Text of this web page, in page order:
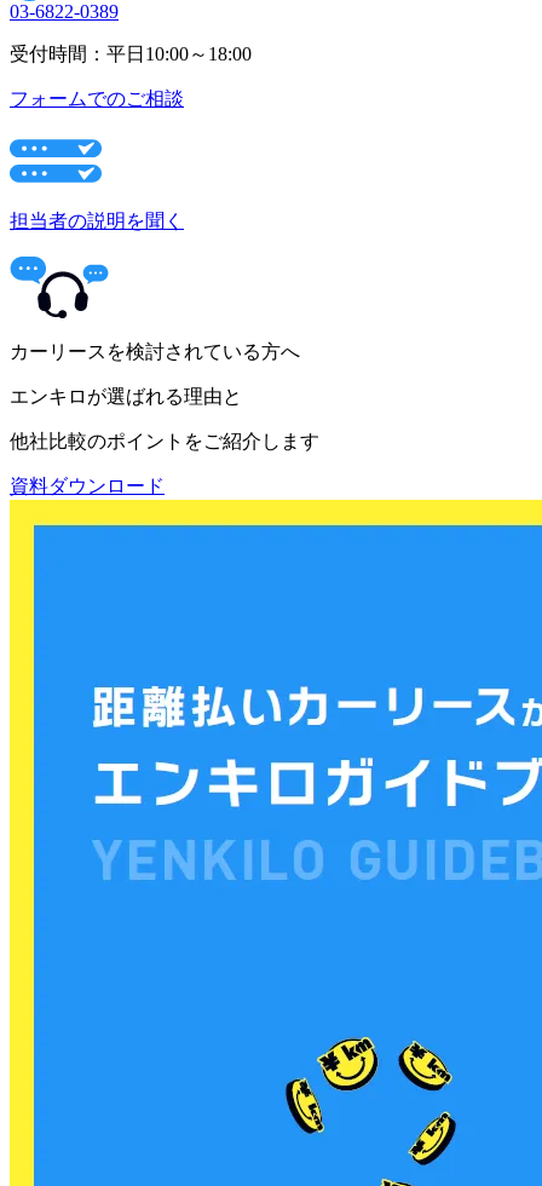
03-6822-0389
受付時間：平日10:00～18:00
フォームでのご相談
担当者の説明を聞く
カーリースを検討されている方へ
エンキロが選ばれる理由と
他社比較のポイントをご紹介します
資料ダウンロード